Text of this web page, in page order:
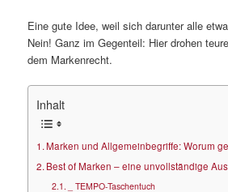
Eine gute Idee, weil sich darunter alle
Nein! Ganz im Gegenteil: Hier drohen
dem Markenrecht.
Inhalt
Marken und Allgemeinbegriffe: Worum
Best of Marken – eine unvollständige
_ TEMPO-Taschentuch